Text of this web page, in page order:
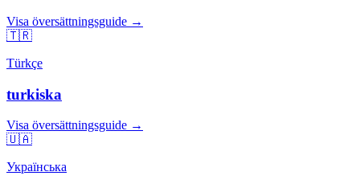
Visa översättningsguide →
🇹🇷
Türkçe
turkiska
Visa översättningsguide →
🇺🇦
Українська